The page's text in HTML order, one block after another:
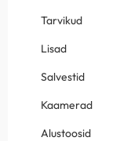
Tarvikud
Lisad
Salvestid
Kaamerad
Alustoosid